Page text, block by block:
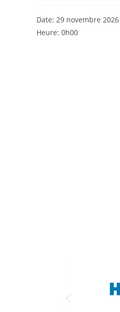
Date: 29 novembre 2026
Heure: 0h00